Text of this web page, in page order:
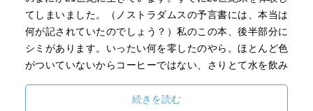
てしまいました。（ノストラダムスの予言書には、本当は
何が記されていたのでしょう？）私のこの本、後半部分に
シミがあります。いったい何を零したのやら。ほとんど色
がついていないからコーヒーではない、さりとて水を飲み
ね、お恥ずかしい限り。続きを読む